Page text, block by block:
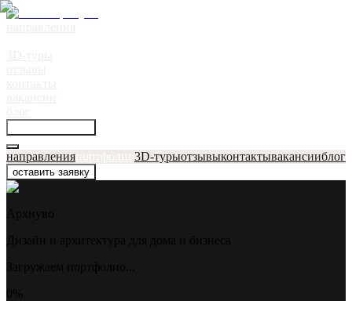
направления 3D-турыотзывыконтактывакансииблог
оставить заявку